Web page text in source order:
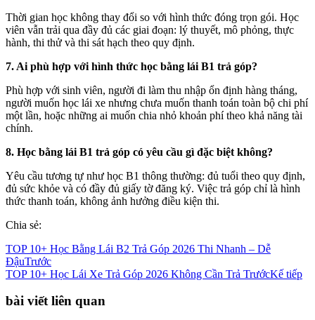
Thời gian học không thay đổi so với hình thức đóng trọn gói. Học
viên vẫn trải qua đầy đủ các giai đoạn: lý thuyết, mô phỏng, thực
hành, thi thử và thi sát hạch theo quy định.
7. Ai phù hợp với hình thức học bằng lái B1 trả góp?
Phù hợp với sinh viên, người đi làm thu nhập ổn định hàng tháng,
người muốn học lái xe nhưng chưa muốn thanh toán toàn bộ chi phí
một lần, hoặc những ai muốn chia nhỏ khoản phí theo khả năng tài
chính.
8. Học bằng lái B1 trả góp có yêu cầu gì đặc biệt không?
Yêu cầu tương tự như học B1 thông thường: đủ tuổi theo quy định,
đủ sức khỏe và có đầy đủ giấy tờ đăng ký. Việc trả góp chỉ là hình
thức thanh toán, không ảnh hưởng điều kiện thi.
Chia sẻ:
TOP 10+ Học Bằng Lái B2 Trả Góp 2026 Thi Nhanh – Dễ
ĐậuTrước
TOP 10+ Học Lái Xe Trả Góp 2026 Không Cần Trả TrướcKế tiếp
bài viết liên quan